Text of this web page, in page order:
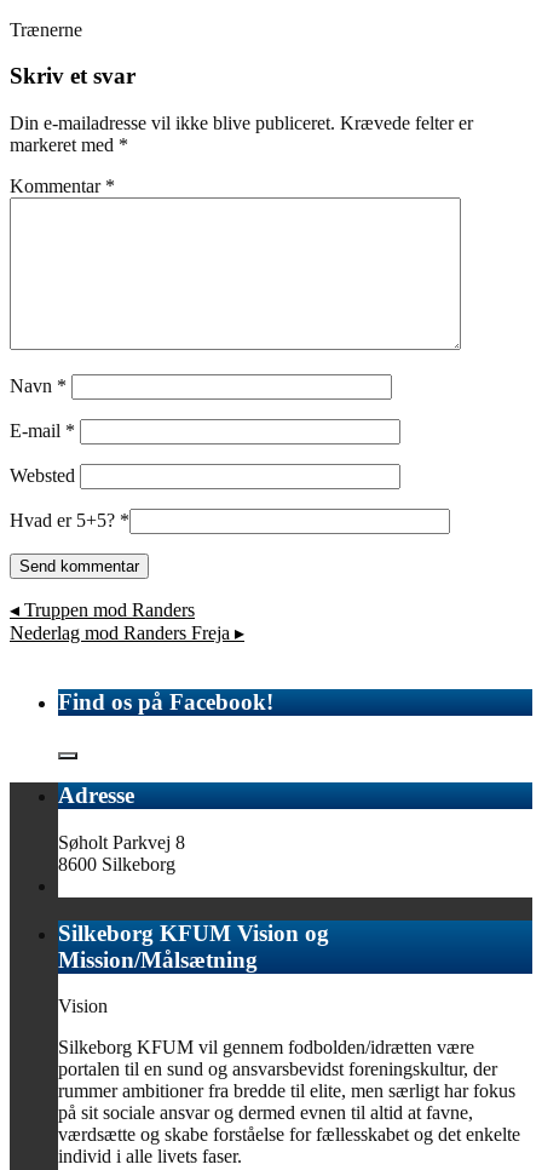
Trænerne
Skriv et svar
Din e-mailadresse vil ikke blive publiceret. Krævede felter er
markeret med *
Kommentar *
Navn *
E-mail *
Websted
Hvad er 5+5? *
◂ Truppen mod Randers
Nederlag mod Randers Freja ▸
Find os på Facebook!
Adresse
Søholt Parkvej 8
8600 Silkeborg
Silkeborg KFUM Vision og
Mission/Målsætning
Vision
Silkeborg KFUM vil gennem fodbolden/idrætten være
portalen til en sund og ansvarsbevidst foreningskultur, der
rummer ambitioner fra bredde til elite, men særligt har fokus
på sit sociale ansvar og dermed evnen til altid at favne,
værdsætte og skabe forståelse for fællesskabet og det enkelte
individ i alle livets faser.